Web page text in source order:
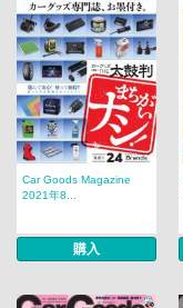
Car Goods Magazine
2021年8...
購入